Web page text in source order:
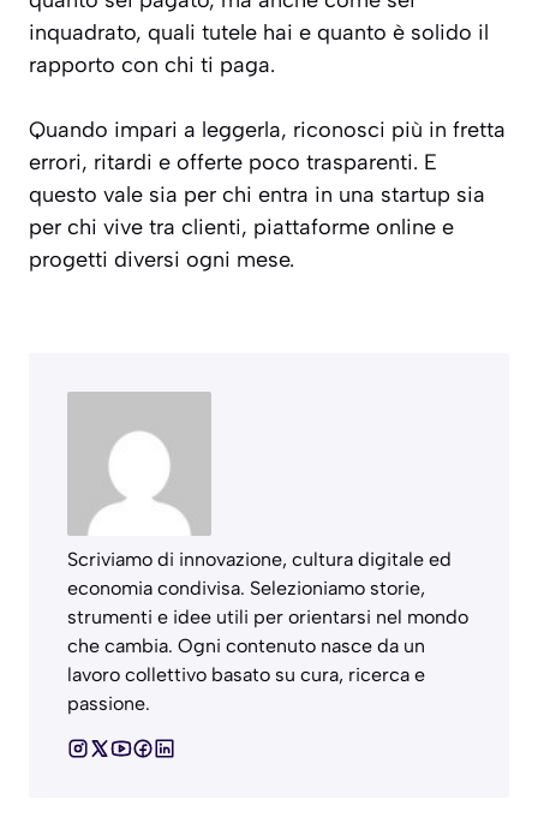
inquadrato, quali tutele hai e quanto è solido il
rapporto con chi ti paga.
Quando impari a leggerla, riconosci più in fretta
errori, ritardi e offerte poco trasparenti. E
questo vale sia per chi entra in una startup sia
per chi vive tra clienti, piattaforme online e
progetti diversi ogni mese.
Scriviamo di innovazione, cultura digitale ed
economia condivisa. Selezioniamo storie,
strumenti e idee utili per orientarsi nel mondo
che cambia. Ogni contenuto nasce da un
lavoro collettivo basato su cura, ricerca e
passione.